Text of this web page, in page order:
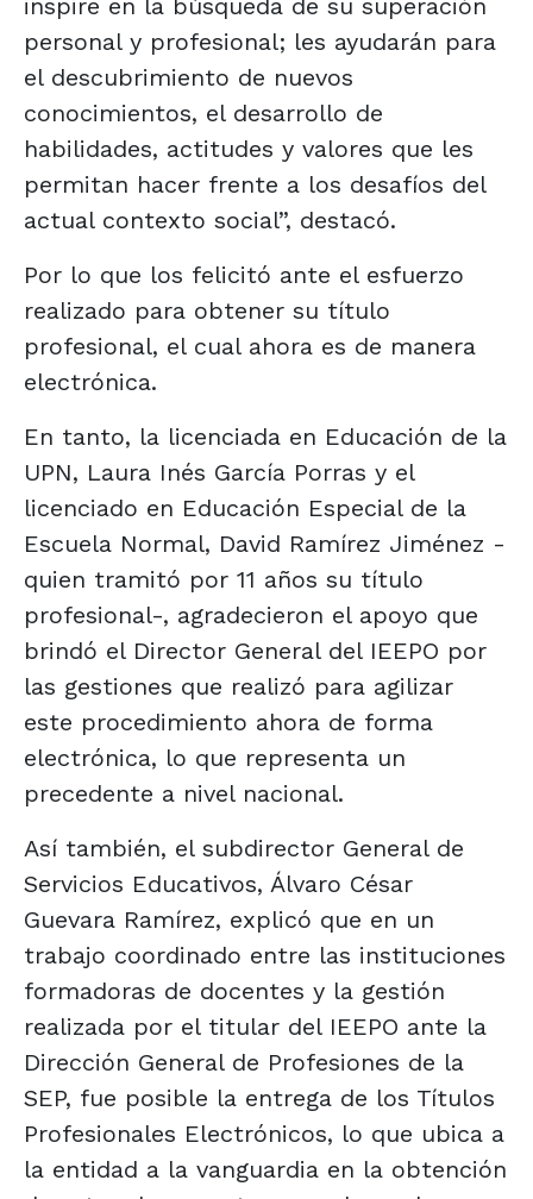
personal y profesional; les ayudarán para
el descubrimiento de nuevos
conocimientos, el desarrollo de
habilidades, actitudes y valores que les
permitan hacer frente a los desafíos del
actual contexto social”, destacó.
Por lo que los felicitó ante el esfuerzo
realizado para obtener su título
profesional, el cual ahora es de manera
electrónica.
En tanto, la licenciada en Educación de la
UPN, Laura Inés García Porras y el
licenciado en Educación Especial de la
Escuela Normal, David Ramírez Jiménez -
quien tramitó por 11 años su título
profesional-, agradecieron el apoyo que
brindó el Director General del IEEPO por
las gestiones que realizó para agilizar
este procedimiento ahora de forma
electrónica, lo que representa un
precedente a nivel nacional.
Así también, el subdirector General de
Servicios Educativos, Álvaro César
Guevara Ramírez, explicó que en un
trabajo coordinado entre las instituciones
formadoras de docentes y la gestión
realizada por el titular del IEEPO ante la
Dirección General de Profesiones de la
SEP, fue posible la entrega de los Títulos
Profesionales Electrónicos, lo que ubica a
la entidad a la vanguardia en la obtención